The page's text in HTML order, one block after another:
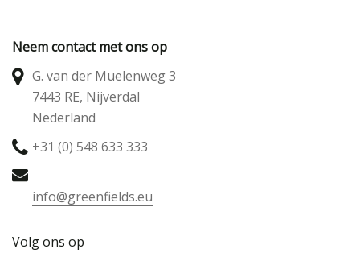
Neem contact met ons op
G. van der Muelenweg 3
7443 RE, Nijverdal
Nederland
+31 (0) 548 633 333
info@greenfields.eu
Volg ons op